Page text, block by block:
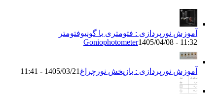
آموزش نورپردازی : فتومتری با گونیوفتومتر
Goniophotometer1405/04/08 - 11:32
آموزش نورپردازی : بازپخش نورچراغ1405/03/21 - 11:41